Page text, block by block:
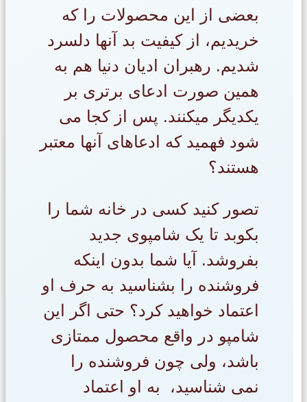
بعضی از این محصولات را که
خریدیم، از کیفیت بد آنها دلسرد
شدیم. رهبران ادیان دنیا هم به
همین صورت ادعای برتری بر
یکدیگر میکنند. پس از کجا می
شود فهمید که ادعاهای آنها معتبر
هستند؟
تصور کنید کسی در خانه شما را
بکوبد تا یک شامپوی جدید
بفروشد. آیا شما بدون اینکه
فروشنده را بشناسید به حرف او
اعتماد خواهید کرد؟ حتی اگر این
شامپو در واقع محصول ممتازی
باشد، ولی چون فروشنده را
نمی شناسید، به او اعتماد